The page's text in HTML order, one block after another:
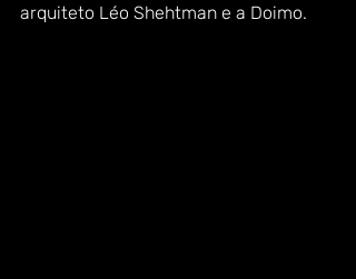
arquiteto Léo Shehtman e a Doimo.